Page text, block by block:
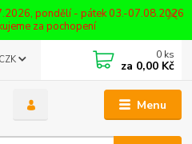
pondělí - pátek 03.-07.08.2026
za pochopení
Menu
CZK 0 ks
za 0,00 Kč